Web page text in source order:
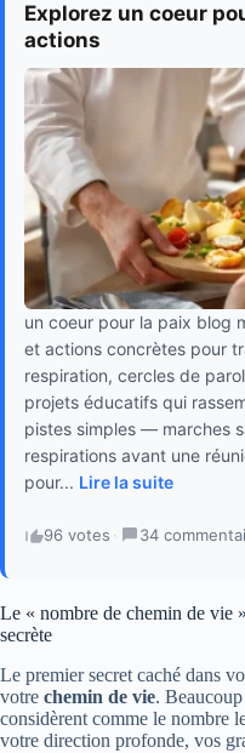
Explorez un coeur
actions
un coeur pour la paix blog
et actions concrètes pour
respiration, cercles de
projets éducatifs qui
pistes simples — marches
respirations avant une
pour... Lire la suite
96 votes · 34
Le « nombre de chemin de vie
secrète
Le premier secret caché dans
votre chemin de vie.
considèrent comme le nombre
votre direction profonde, vos